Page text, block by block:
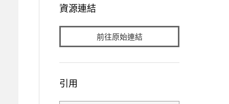
資源連結
前往原始連結
引用